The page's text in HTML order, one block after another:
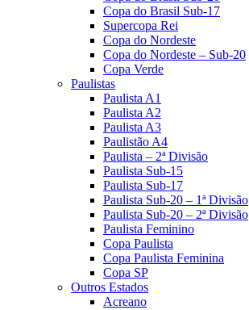
Copa do Brasil Sub-17
Supercopa Rei
Copa do Nordeste
Copa do Nordeste – Sub-20
Copa Verde
Paulistas
Paulista A1
Paulista A2
Paulista A3
Paulistão A4
Paulista – 2ª Divisão
Paulista Sub-15
Paulista Sub-17
Paulista Sub-20 – 1ª Divisão
Paulista Sub-20 – 2ª Divisão
Paulista Feminino
Copa Paulista
Copa Paulista Feminina
Copa SP
Outros Estados
Acreano